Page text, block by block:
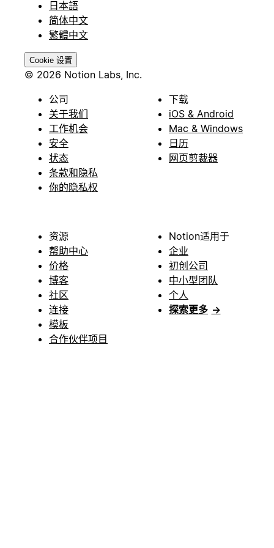
日本語
简体中文
繁體中文
Cookie 设置
© 2026 Notion Labs, Inc.
公司
关于我们
工作机会
安全
状态
条款和隐私
你的隐私权
下载
iOS & Android
Mac & Windows
日历
网页剪裁器
资源
帮助中心
价格
博客
社区
连接
模板
合作伙伴项目
Notion适用于
企业
初创公司
中小型团队
个人
探索更多 →